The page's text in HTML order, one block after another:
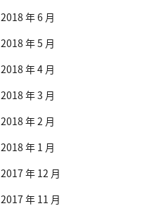
2018 年 6 月
2018 年 5 月
2018 年 4 月
2018 年 3 月
2018 年 2 月
2018 年 1 月
2017 年 12 月
2017 年 11 月